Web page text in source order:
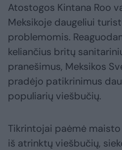
Atostogos Kintana Roo
Meksikoje daugeliui
problemomis.
keliančius britų
pranešimus, Meksikos
pradėjo patikrinimus
populiarių viešbučių.
Tikrintojai paėmė
iš atrinktų viešbučių,